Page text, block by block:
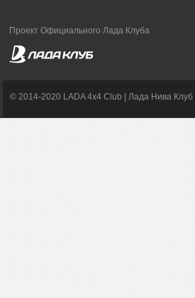
Проект Официального Лада Клуба
© 2014-2020 LADA 4x4 Club | Лада Нива Клуб |